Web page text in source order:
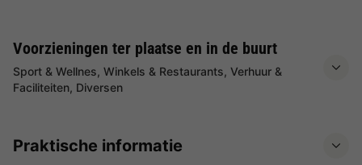
Voorzieningen ter plaatse en in de buurt
Sport & Wellnes, Winkels & Restaurants, Verhuur &
Faciliteiten, Diversen
Praktische informatie